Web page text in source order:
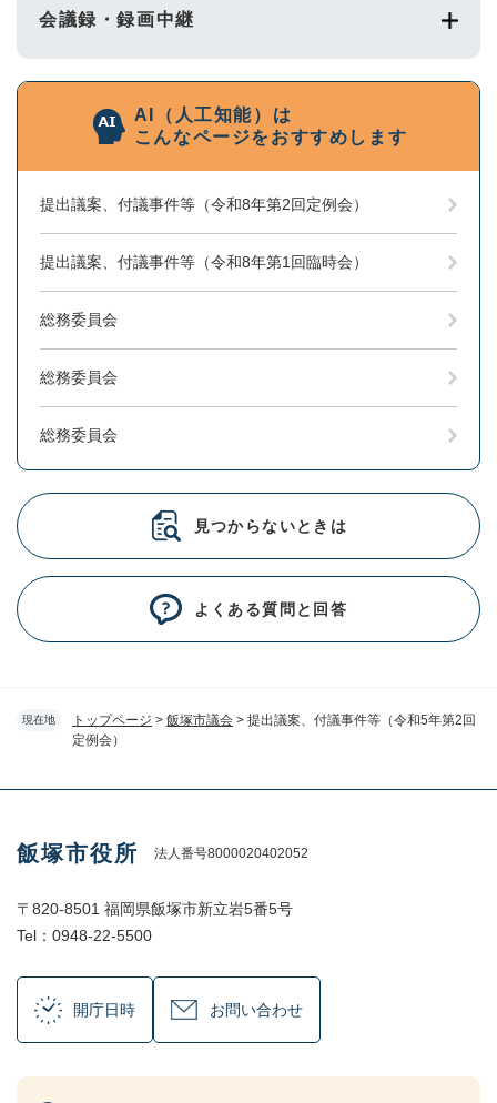
現在地 トップページ > 飯塚市議会 > 提出議案、付議事件等（令和5年第2回
定例会）
会議録・録画中継
AI（人工知能）は
こんなページをおすすめします
提出議案、付議事件等（令和8年第2回定例会）
提出議案、付議事件等（令和8年第1回臨時会）
総務委員会
総務委員会
総務委員会
見つからないときは
よくある質問と回答
飯塚市役所 法人番号8000020402052
〒820-8501 福岡県飯塚市新立岩5番5号
Tel：0948-22-5500
開庁日時 お問い合わせ